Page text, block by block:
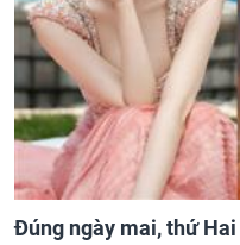
Đúng ngày mai, thứ